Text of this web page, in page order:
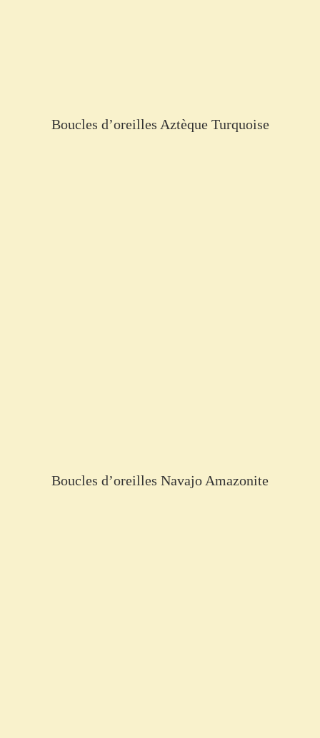
Boucles d’oreilles Aztèque Turquoise
€
Boucles d’oreilles Navajo Amazonite
€